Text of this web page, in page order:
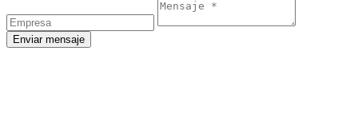
Enviar mensaje